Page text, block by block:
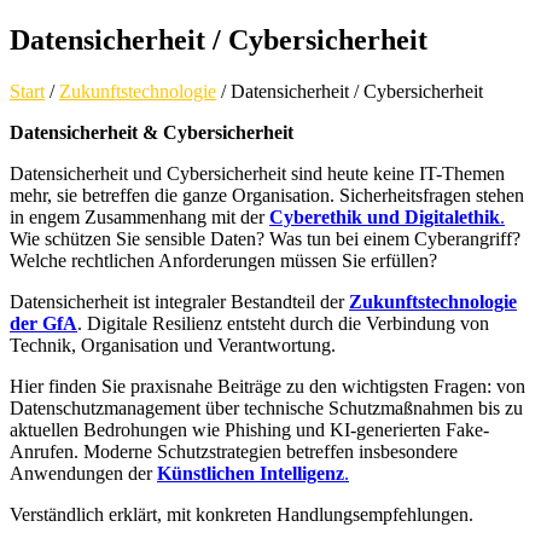
Datensicherheit / Cybersicherheit
Start / Zukunftstechnologie / Datensicherheit / Cybersicherheit
Datensicherheit & Cybersicherheit
Datensicherheit und Cybersicherheit sind heute keine IT-Themen
mehr, sie betreffen die ganze Organisation. Sicherheitsfragen stehen
in engem Zusammenhang mit derCyberethik und Digitalethik.
Wie schützen Sie sensible Daten? Was tun bei einem Cyberangriff?
Welche rechtlichen Anforderungen müssen Sie erfüllen?
Datensicherheit ist integraler Bestandteil der Zukunftstechnologie
der GfA. Digitale Resilienz entsteht durch die Verbindung von
Technik, Organisation und Verantwortung.
Hier finden Sie praxisnahe Beiträge zu den wichtigsten Fragen: von
Datenschutzmanagement über technische Schutzmaßnahmen bis zu
aktuellen Bedrohungen wie Phishing und KI-generierten Fake-
Anrufen. Moderne Schutzstrategien betreffen insbesondere
Anwendungen derKünstlichen Intelligenz.
Verständlich erklärt, mit konkreten Handlungsempfehlungen.